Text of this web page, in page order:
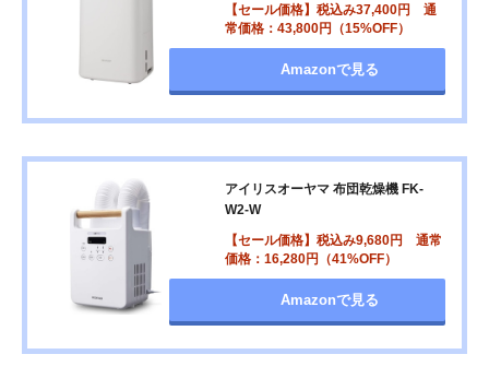
【セール価格】税込み37,400円 通
常価格：43,800円（15%OFF）
Amazonで見る
アイリスオーヤマ 布団乾燥機 FK-
W2-W
【セール価格】税込み9,680円 通常
価格：16,280円（41%OFF）
Amazonで見る